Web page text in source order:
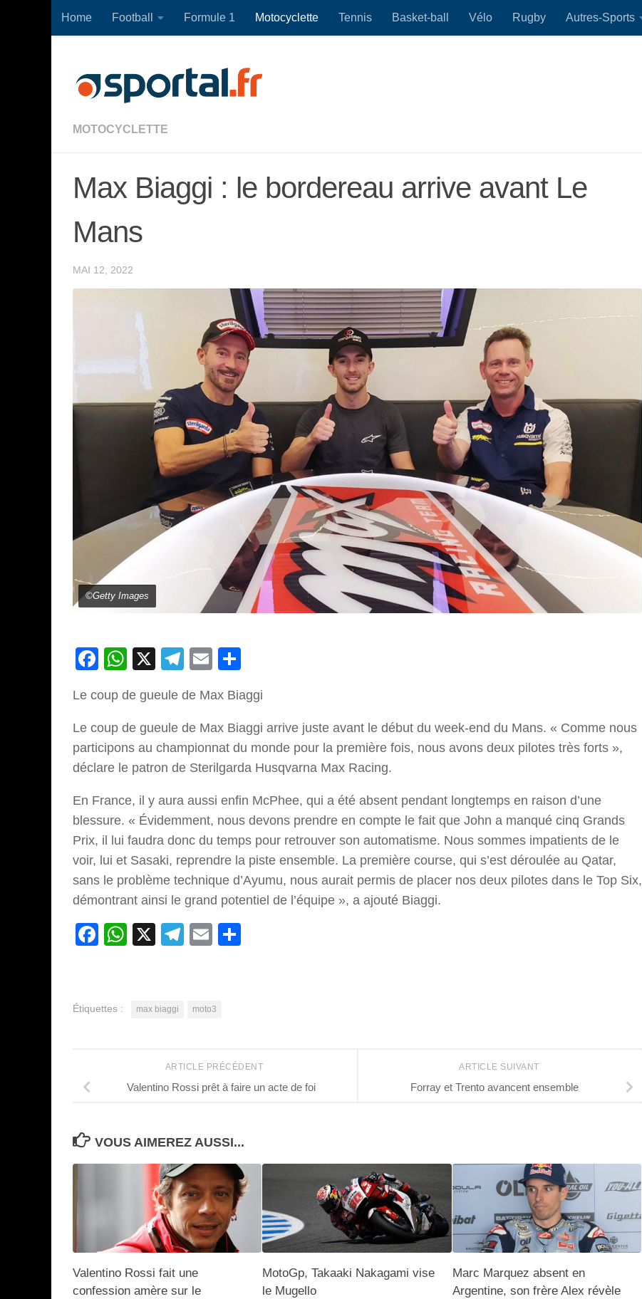
Skip to content
Home Football Formule 1 Motocyclette Tennis Basket-ball Vélo Rugby Autres-Sports
MOTOCYCLETTE
Max Biaggi : le bordereau arrive avant Le
Mans
MAI 12, 2022
©Getty Images
Facebook
WhatsApp
X Telegram
Email
Le coup de gueule de Max Biaggi
Le coup de gueule de Max Biaggi arrive juste avant le début du week-end du Mans. « Comme nous
participons au championnat du monde pour la première fois, nous avons deux pilotes très forts »,
déclare le patron de Sterilgarda Husqvarna Max Racing.
En France, il y aura aussi enfin McPhee, qui a été absent pendant longtemps en raison d’une
blessure. « Évidemment, nous devons prendre en compte le fait que John a manqué cinq Grands
Prix, il lui faudra donc du temps pour retrouver son automatisme. Nous sommes impatients de le
voir, lui et Sasaki, reprendre la piste ensemble. La première course, qui s’est déroulée au Qatar,
sans le problème technique d’Ayumu, nous aurait permis de placer nos deux pilotes dans le Top Six,
démontrant ainsi le grand potentiel de l’équipe », a ajouté Biaggi.
Facebook
WhatsApp
X Telegram
Email
Étiquettes : max biaggi moto3
ARTICLE SUIVANT
Forray et Trento avancent ensemble
ARTICLE PRÉCÉDENT
Valentino Rossi prêt à faire un acte de foi
VOUS AIMEREZ AUSSI...
Valentino Rossi fait une
confession amère sur le
MotoGp, Takaaki Nakagami vise
le Mugello
Marc Marquez absent en
Argentine, son frère Alex révèle